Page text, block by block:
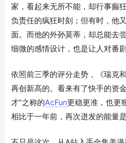
家，看起来无所不能，却行事癫
负责任的疯狂时刻；但有时，他
面。而他的外孙莫蒂，却总能去
细微的感情设计，也是让人对番
依照前三季的评分走势，《瑞克
再创新高的。看来有了快手的资
才”之称的AcFun更稳更准，也更
相比于一年前，再次迸发的能量